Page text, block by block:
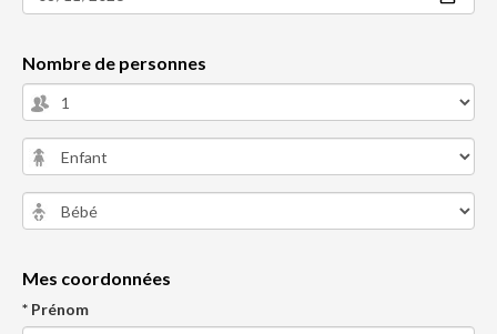
Nombre de personnes
Mes coordonnées
* Prénom